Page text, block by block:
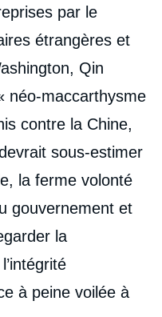
par le
étrangères et
Qin
néo-maccarthysme
contre la Chine,
sous-estimer
la ferme volonté
gouvernement et
la
à peine voilée à